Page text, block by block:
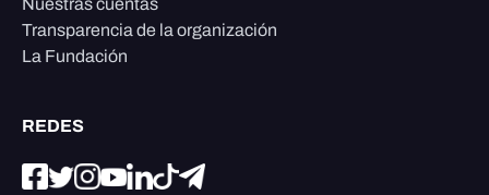
Nuestras cuentas
Transparencia de la organización
La Fundación
REDES